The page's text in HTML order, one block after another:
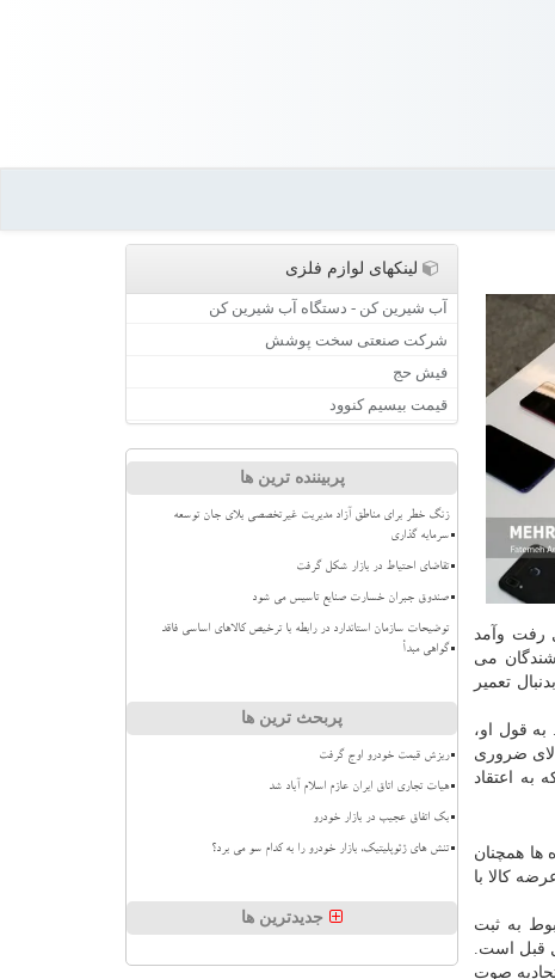
رفت وآمد
می
تعمیر
به قول او،
ضروری
به اعتقاد
ها همچنان
کالا با
به ثبت
قبل است.
صوت
لینکهای لوازم فلزی
آب شیرین کن - دستگاه آب شیرین کن
شرکت صنعتی سخت پوشش
فیش حج
قیمت بیسیم کنوود
پربیننده ترین ها
زنگ خطر برای مناطق آزاد مدیریت غیرتخصصی بلای جان توسعه
سرمایه گذاری
تقاضای احتیاط در بازار شکل گرفت
صندوق جبران خسارت صنایع تاسیس می شود
توضیحات سازمان استاندارد در رابطه با ترخیص کالاهای اساسی فاقد
گواهی مبدأ
پربحث ترین ها
ریزش قیمت خودرو اوج گرفت
هیات تجاری اتاق ایران عازم اسلام آباد شد
بک اتفاق عجیب در بازار خودرو
تنش های ژئوپلیتیک، بازار خودرو را به کدام سو می برد؟
جدیدترین ها